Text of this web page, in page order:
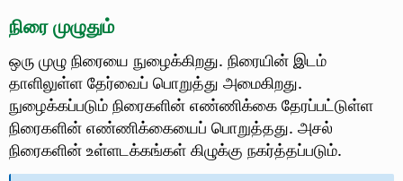
நிரை முழுதும்
ஒரு முழு நிரையை நுழைக்கிறது. நிரையின் இடம்
தாளிலுள்ள தேர்வைப் பொறுத்து அமைகிறது.
நுழைக்கப்படும் நிரைகளின் எண்ணிக்கை தேரப்பட்டுள்ள
நிரைகளின் எண்ணிக்கையைப் பொறுத்தது. அசல்
நிரைகளின் உள்ளடக்கங்கள் கிழுக்கு நகர்த்தப்படும்.